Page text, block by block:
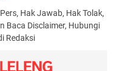
Hak Jawab, Hak Tolak,
Baca Disclaimer, Hubungi
Redaksi